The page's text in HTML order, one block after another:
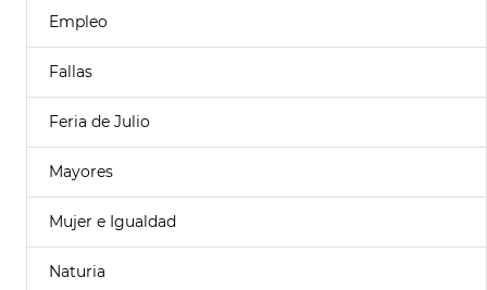
Empleo
Fallas
Feria de Julio
Mayores
Mujer e Igualdad
Naturia